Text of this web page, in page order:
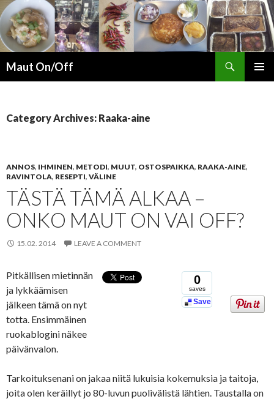
Maut On/Off
Category Archives: Raaka-aine
ANNOS, IHMINEN, METODI, MUUT, OSTOSPAIKKA, RAAKA-AINE,
RAVINTOLA, RESEPTI, VÄLINE
TÄSTÄ TÄMÄ ALKAA –
ONKO MAUT ON VAI OFF?
15.02. 2014 LEAVE A COMMENT
0
saves
Save
Pitkällisen mietinnän
ja lykkäämisen
jälkeen tämä on nyt
totta. Ensimmäinen
ruokablogini näkee
päivänvalon.
Tarkoituksenani on jakaa niitä lukuisia kokemuksia ja taitoja,
joita olen keräillyt jo 80-luvun puolivälistä lähtien. Taustalla on